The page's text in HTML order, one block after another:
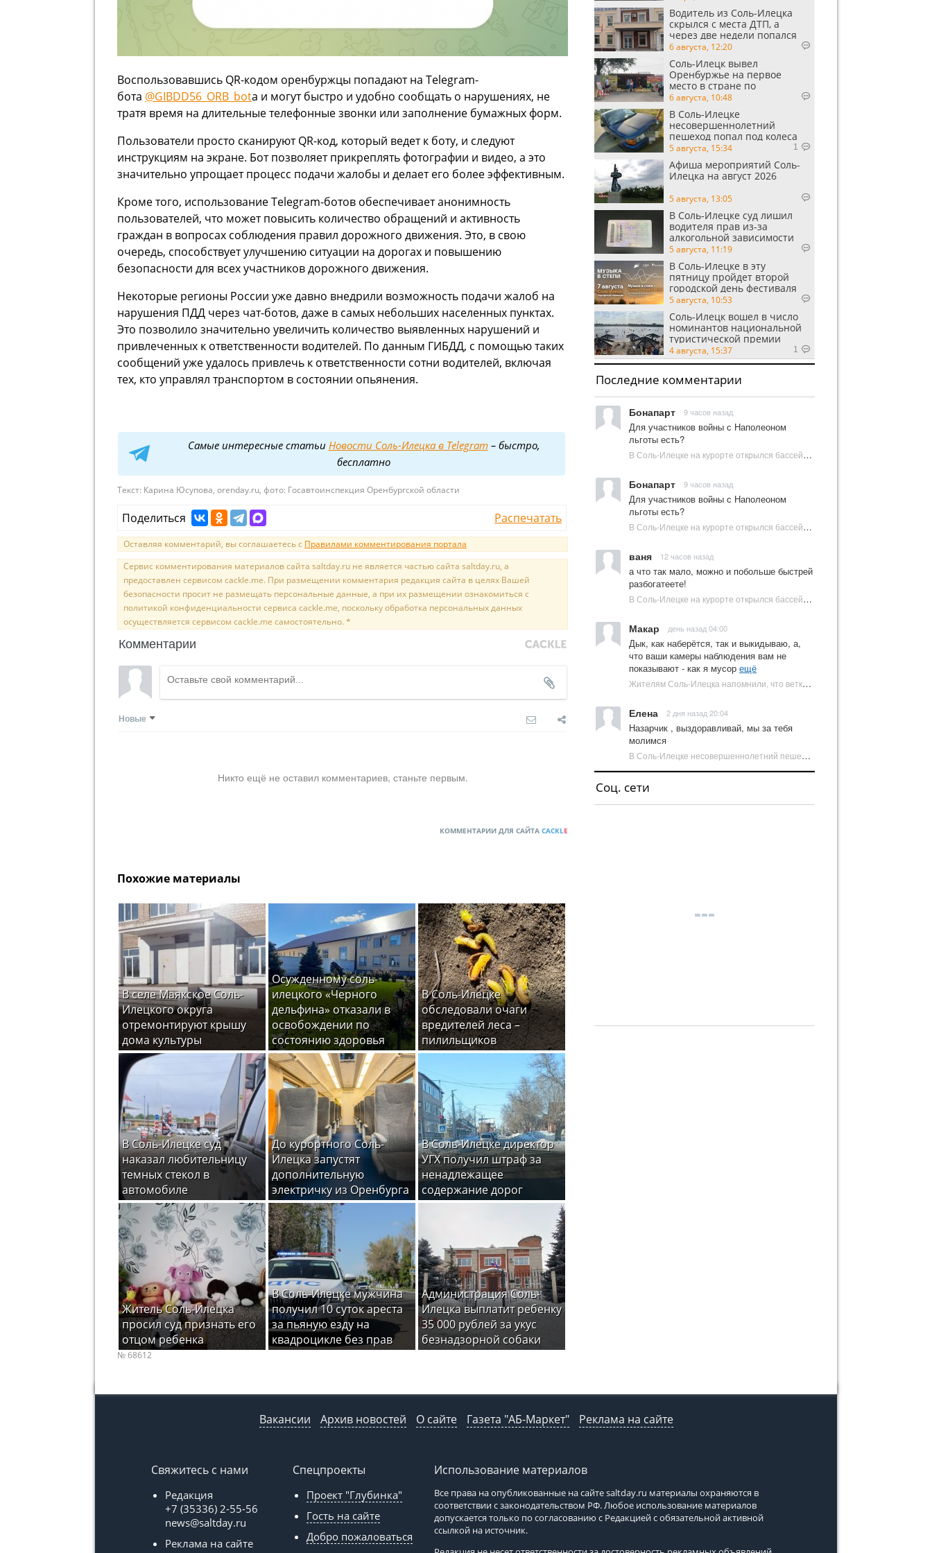
Воспользовавшись QR-кодом оренбуржцы попадают на Telegram-
бота @GIBDD56_ORB_botа и могут быстро и удобно сообщать о нарушениях, не
тратя время на длительные телефонные звонки или заполнение бумажных форм.
Пользователи просто сканируют QR-код, который ведет к боту, и следуют
инструкциям на экране. Бот позволяет прикреплять фотографии и видео, а это
значительно упрощает процесс подачи жалобы и делает его более эффективным.
Кроме того, использование Telegram-ботов обеспечивает анонимность
пользователей, что может повысить количество обращений и активность
граждан в вопросах соблюдения правил дорожного движения. Это, в свою
очередь, способствует улучшению ситуации на дорогах и повышению
безопасности для всех участников дорожного движения.
Некоторые регионы России уже давно внедрили возможность подачи жалоб на
нарушения ПДД через чат-ботов, даже в самых небольших населенных пунктах.
Это позволило значительно увеличить количество выявленных нарушений и
привлеченных к ответственности водителей. По данным ГИБДД, с помощью таких
сообщений уже удалось привлечь к ответственности сотни водителей, включая
тех, кто управлял транспортом в состоянии опьянения.
Самые интересные статьи Новости Соль-Илецка в Telegram– быстро,
бесплатно
Текст: Карина Юсупова, orenday.ru, фото: Госавтоинспекция Оренбургской области
Поделиться Распечатать
Оставляя комментарий, вы соглашаетесь с Правилами комментирования портала
Сервис комментирования материалов сайта saltday.ru не является частью сайта saltday.ru, а
предоставлен сервисом cackle.me. При размещении комментария редакция сайта в целях Вашей
безопасности просит не размещать персональные данные, а при их размещении ознакомиться с
политикой конфиденциальности сервиса cackle.me, поскольку обработка персональных данных
осуществляется сервисом cackle.me самостоятельно. *
Комментарии
Новые
Никто ещё не оставил комментариев, станьте первым.
КОММЕНТАРИИ ДЛЯ САЙТА CACKLE
Похожие материалы
В селе Маякское Соль-
Илецкого округа
отремонтируют крышу
дома культуры
Осужденному соль-
илецкого «Черного
дельфина» отказали в
освобождении по
состоянию здоровья
В Соль-Илецке
обследовали очаги
вредителей леса –
пилильщиков
В Соль-Илецке суд
наказал любительницу
темных стекол в
автомобиле
До курортного Соль-
Илецка запустят
дополнительную
электричку из Оренбурга
В Соль-Илецке директор
УГХ получил штраф за
ненадлежащее
содержание дорог
Житель Соль-Илецка
просил суд признать его
отцом ребенка
В Соль-Илецке мужчина
получил 10 суток ареста
за пьяную езду на
квадроцикле без прав
Администрация Соль-
Илецка выплатит ребенку
35 000 рублей за укус
безнадзорной собаки
№ 68612
Водитель из Соль-Илецка
скрылся с места ДТП, а
через две недели попался
пьяным
6 августа, 12:20
Соль-Илецк вывел
Оренбуржье на первое
место в стране по
выращиванию арбузов
6 августа, 10:48
В Соль-Илецке
несовершеннолетний
пешеход попал под колеса
автомобиля
5 августа, 15:34 1
Афиша мероприятий Соль-
Илецка на август 2026
5 августа, 13:05
В Соль-Илецке суд лишил
водителя прав из-за
алкогольной зависимости
5 августа, 11:19
В Соль-Илецке в эту
пятницу пройдет второй
городской день фестиваля
«Музыка в степи»
5 августа, 10:53
Соль-Илецк вошел в число
номинантов национальной
туристической премии
Russian Traveler Awards
4 августа, 15:37 1
Последние комментарии
Бонапарт 9 часов назад
Для участников войны с Наполеоном
льготы есть?
В Соль-Илецке на курорте открылся бассейн с пресной водой | Новости Соль-Илецка
Бонапарт 9 часов назад
Для участников войны с Наполеоном
льготы есть?
В Соль-Илецке на курорте открылся бассейн с пресной водой | Новости Соль-Илецка
ваня 12 часов назад
а что так мало, можно и побольше быстрей
разбогатеете!
В Соль-Илецке на курорте открылся бассейн с пресной водой | Новости Соль-Илецка
Макар день назад 04:00
Дык, как наберётся, так и выкидываю, а,
что ваши камеры наблюдения вам не
показывают - как я мусор ещё
Жителям Соль-Илецка напомнили, что ветки от деревьев нельзя оставлять на площадках ТКО | Новости Соль-Илецка
Елена 2 дня назад 20:04
Назарчик , выздоравливай, мы за тебя
молимся
В Соль-Илецке несовершеннолетний пешеход попал под колеса автомобиля | Новости Соль-Илецка
Соц. сети
Вакансии Архив новостей О сайте Газета "АБ-Маркет" Реклама на сайте
Свяжитесь с нами
Редакция
+7 (35336) 2-55-56
news@saltday.ru
Реклама на сайте
Спецпроекты
Проект "Глубинка"
Гость на сайте
Добро пожаловаться
Использование материалов
Все права на опубликованные на сайтеsaltday.ru материалы охраняются в
соответствии с законодательством РФ. Любое использование материалов
допускается только по согласованию с Редакцией с обязательной активной
ссылкой на источник.